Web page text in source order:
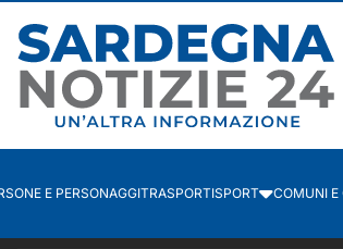
E PERSONAGGITRASPORTISPORT COMUNI E